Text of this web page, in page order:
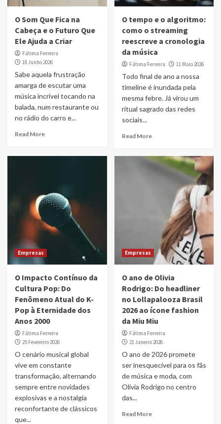
O Som Que Fica na
Cabeça e o Futuro Que
Ele Ajuda a Criar
Fátima Ferreira
18 Junho 2026
Sabe aquela frustração
amarga de escutar uma
música incrível tocando na
balada, num restaurante ou
no rádio do carro e...
Read More
O tempo e o algoritmo:
como o streaming
reescreve a cronologia
da música
Fátima Ferreira 11 Maio 2026
Todo final de ano a nossa
timeline é inundada pela
mesma febre. Já virou um
ritual sagrado das redes
sociais...
Read More
Empresas
O Impacto Contínuo da
Cultura Pop: Do
Fenômeno Atual do K-
Pop à Eternidade dos
Anos 2000
Fátima Ferreira
25 Fevereiro 2026
O cenário musical global
vive em constante
transformação, alternando
sempre entre novidades
explosivas e a nostalgia
reconfortante de clássicos
que...
Empresas
O ano de Olivia
Rodrigo: Do headliner
no Lollapalooza Brasil
2026 ao ícone fashion
da Miu Miu
Fátima Ferreira
21 Janeiro 2026
O ano de 2026 promete
ser inesquecível para os fãs
de música e moda, com
Olivia Rodrigo no centro
das...
Read More